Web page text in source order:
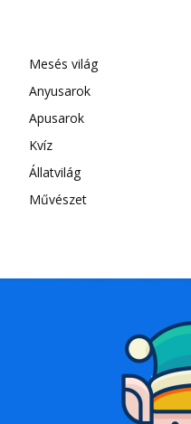
Mesés világ
Anyusarok
Apusarok
Kvíz
Állatvilág
Művészet